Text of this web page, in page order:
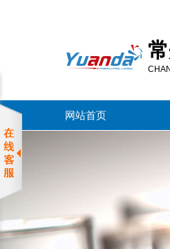
药
工
有
限
司
服
务
网站首页